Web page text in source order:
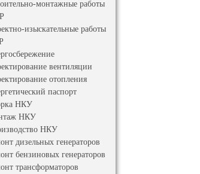
монтажные работы
изыскательные работы
вентиляции
отопления
паспорт
НКУ
НКУ
НКУ
дизельных генераторов
бензиновых генераторов
трансформаторов